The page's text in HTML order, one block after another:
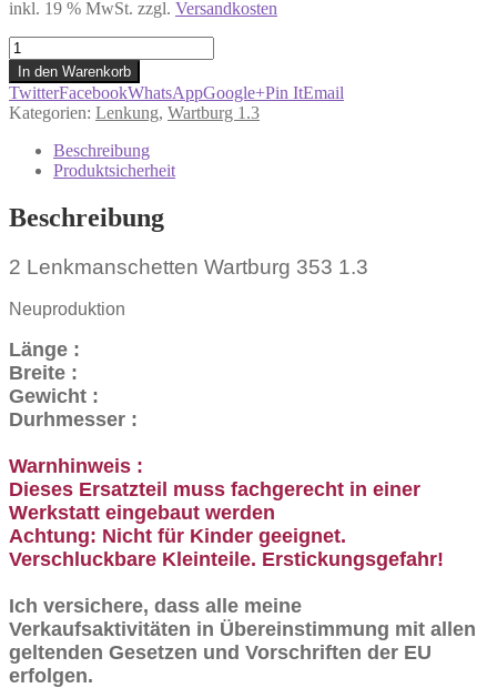
inkl. 19 % MwSt. zzgl. Versandkosten
2
Lenkmanschetten
Wartburg
353
1.3
Menge
In den Warenkorb
TwitterFacebookWhatsAppGoogle+Pin ItEmail
Kategorien: Lenkung, Wartburg 1.3
Beschreibung
Produktsicherheit
Beschreibung
2 Lenkmanschetten Wartburg 353 1.3
Neuproduktion
Länge :
Breite :
Gewicht :
Durhmesser :
Warnhinweis :
Dieses Ersatzteil muss fachgerecht in einer
Werkstatt eingebaut werden
Achtung: Nicht für Kinder geeignet.
Verschluckbare Kleinteile. Erstickungsgefahr!
Ich versichere, dass alle meine
Verkaufsaktivitäten in Übereinstimmung mit allen
geltenden Gesetzen und Vorschriften der EU
erfolgen.